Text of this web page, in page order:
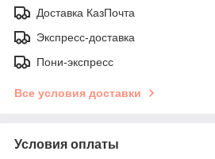
Доставка КазПочта
Экспресс-доставка
Пони-экспресс
Все условия доставки
Условия оплаты